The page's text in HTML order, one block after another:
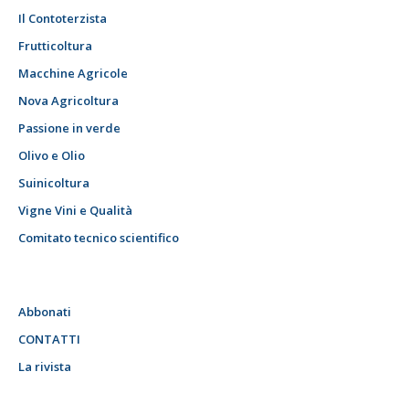
Il Contoterzista
Frutticoltura
Macchine Agricole
Nova Agricoltura
Passione in verde
Olivo e Olio
Suinicoltura
Vigne Vini e Qualità
Comitato tecnico scientifico
Abbonati
CONTATTI
La rivista